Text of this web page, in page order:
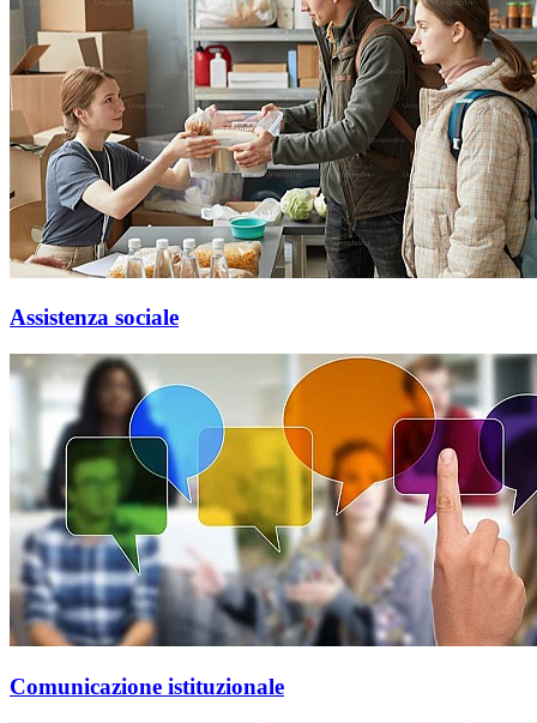
Assistenza sociale
Comunicazione istituzionale